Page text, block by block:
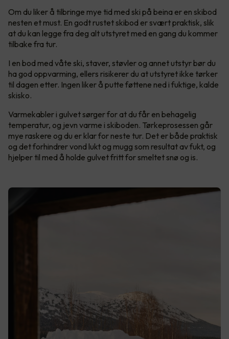
Om du liker å tilbringe mye tid med ski på beina er en skibod
nesten et must. En godt rustet skibod er svært praktisk, slik
at du kan legge fra deg alt utstyret med en gang du kommer
tilbake fra tur.
I en bod med våte ski, staver, støvler og annet utstyr bør du
ha god oppvarming, ellers risikerer du at utstyret ikke tørker
til dagen etter. Ingen liker å putte føttene ned i fuktige, kalde
skisko.
Varmekabler i gulvet sørger for at du får en behagelig
temperatur, og jevn varme i skiboden. Tørkeprosessen går
mye raskere og du er klar for neste tur. Det er både praktisk
og det forhindrer vond lukt og mugg som resultat av fukt, og
hjelper til med å holde gulvet fritt for smeltet snø og is.